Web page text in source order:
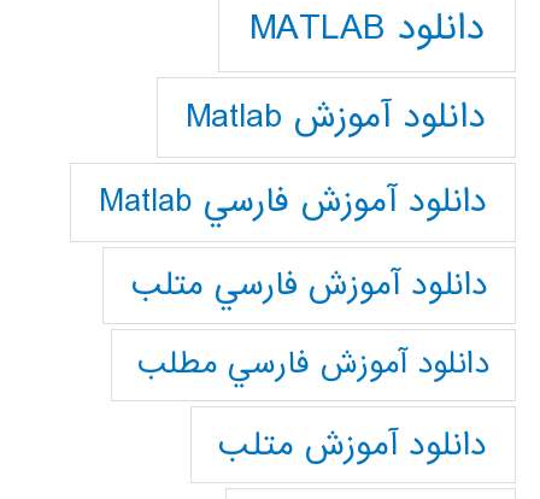
دانلود MATLAB
دانلود آموزش Matlab
دانلود آموزش فارسي Matlab
دانلود آموزش فارسي متلب
دانلود آموزش فارسي مطلب
دانلود آموزش متلب